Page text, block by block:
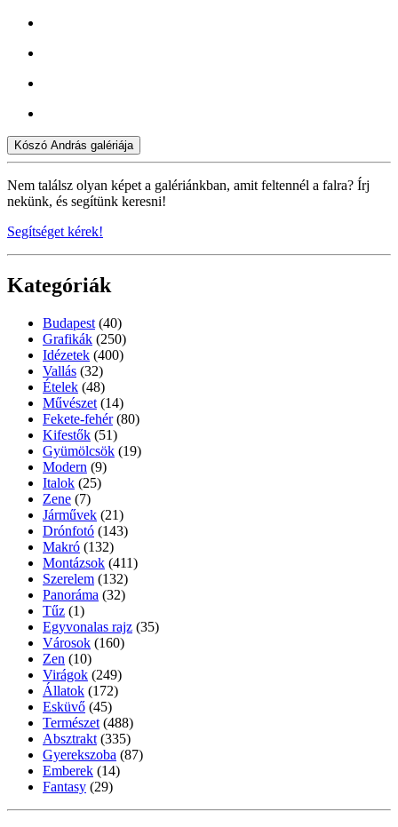
Kószó András galériája
Nem találsz olyan képet a galériánkban, amit feltennél a falra? Írj
nekünk, és segítünk keresni!
Segítséget kérek!
Kategóriák
Budapest (40)
Grafikák (250)
Idézetek (400)
Vallás (32)
Ételek (48)
Művészet (14)
Fekete-fehér (80)
Kifestők (51)
Gyümölcsök (19)
Modern (9)
Italok (25)
Zene (7)
Járművek (21)
Drónfotó (143)
Makró (132)
Montázsok (411)
Szerelem (132)
Panoráma (32)
Tűz (1)
Egyvonalas rajz (35)
Városok (160)
Zen (10)
Virágok (249)
Állatok (172)
Esküvő (45)
Természet (488)
Absztrakt (335)
Gyerekszoba (87)
Emberek (14)
Fantasy (29)